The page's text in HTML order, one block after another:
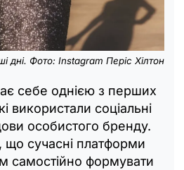
дні. Фото: Instagram Періс Хілтон
себе однією з перших
використали соціальні
особистого бренду.
сучасні платформи
самостійно формувати